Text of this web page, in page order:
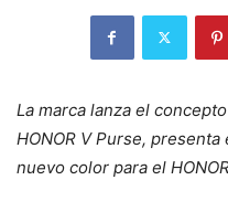
La marca lanza el
HONOR V Purse, presenta
nuevo color para el